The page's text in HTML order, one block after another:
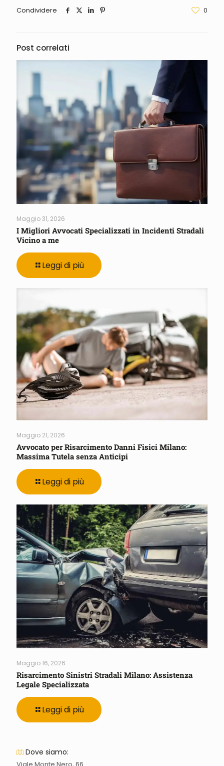
Condividere 0
Post correlati
Maggio 31, 2026
I Migliori Avvocati Specializzati in Incidenti Stradali
Vicino a me
Leggi di più
Maggio 21, 2026
Avvocato per Risarcimento Danni Fisici Milano:
Massima Tutela senza Anticipi
Leggi di più
Maggio 16, 2026
Risarcimento Sinistri Stradali Milano: Assistenza
Legale Specializzata
Leggi di più
Dove siamo: